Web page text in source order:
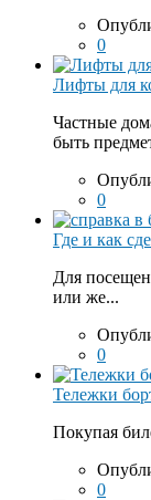
0
Лифты для
Частные
быть
0
Где и как
Для
или же...
0
Тележки
Покупая
0